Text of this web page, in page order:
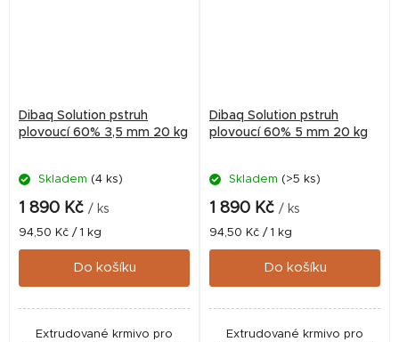
Dibaq Solution pstruh
plovoucí 60% 3,5 mm 20 kg
Skladem (4 ks)
1 890 Kč / ks
Měrná
cena:
94,50 Kč / 1 kg
Do košíku
Extrudované krmivo pro
Dibaq Solution pstruh
plovoucí 60% 5 mm 20 kg
Skladem (>5 ks)
1 890 Kč / ks
Měrná
cena:
94,50 Kč / 1 kg
Do košíku
Extrudované krmivo pro